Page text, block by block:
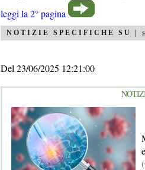
leggi la 2° pagina
NOTIZIE SPECIFICHE SU |
Del 23/06/2025 12:21:00